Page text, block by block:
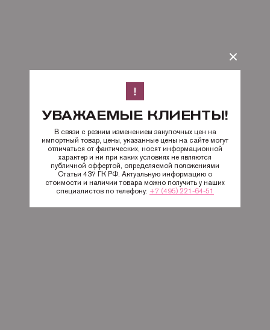
УВАЖАЕМЫЕ КЛИЕНТЫ!
В связи с резким изменением закупочных цен на
импортный товар, цены, указанные цены на сайте могут
отличаться от фактических, носят информационной
характер и ни при каких условиях не являются
публичной оффертой, определяемой положениями
Статьи 437 ГК РФ. Актуальную информацию о
стоимости и наличии товара можно получить у наших
специалистов по телефону: +7 (495) 221-64-51